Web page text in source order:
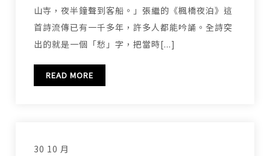
山寺，夜半鐘聲到客船。」張繼的《楓橋夜泊》這
首詩流傳已有一千多年，許多人都能吟誦。全詩突
出的就是一個「愁」字，把當時[...]
READ MORE
30 10 月